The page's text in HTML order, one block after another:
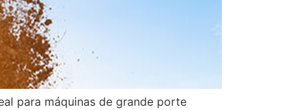
para máquinas de grande porte